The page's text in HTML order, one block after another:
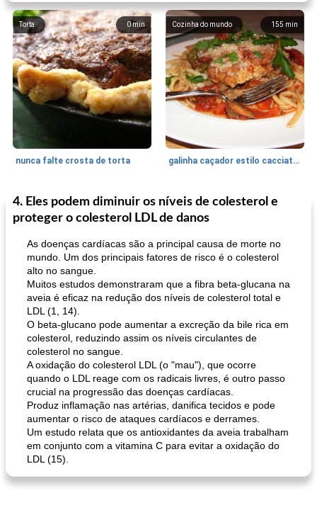
0min
Torta
nunca falte crosta de torta
155 min
Cozinha do mundo
galinha caçador estilo cacciatore
1470min
Feriados e Eventos
queijo festivo mergulho 'slaw'
25
Punch Beverage
perfurador de romã temperada
4. Eles podem diminuir os níveis de colesterol e
proteger o colesterol LDL de danos
As doenças cardíacas são a principal causa de morte no
mundo. Um dos principais fatores de risco é o colesterol
alto no sangue.
Muitos estudos demonstraram que a fibra beta-glucana na
aveia é eficaz na redução dos níveis de colesterol total e
LDL (1, 14).
O beta-glucano pode aumentar a excreção da bile rica em
colesterol, reduzindo assim os níveis circulantes de
colesterol no sangue.
A oxidação do colesterol LDL (o "mau"), que ocorre
quando o LDL reage com os radicais livres, é outro passo
crucial na progressão das doenças cardíacas.
Produz inflamação nas artérias, danifica tecidos e pode
aumentar o risco de ataques cardíacos e derrames.
Um estudo relata que os antioxidantes da aveia trabalham
em conjunto com a vitamina C para evitar a oxidação do
LDL (15).